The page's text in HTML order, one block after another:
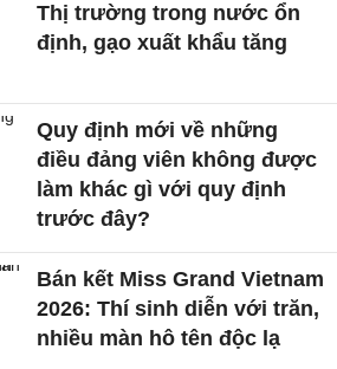
Thị trường trong nước ổn
định, gạo xuất khẩu tăng
Quy định mới về những
điều đảng viên không được
làm khác gì với quy định
trước đây?
Bán kết Miss Grand Vietnam
2026: Thí sinh diễn với trăn,
nhiều màn hô tên độc lạ